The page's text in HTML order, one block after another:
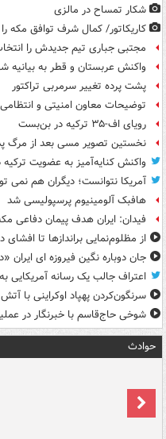
شکار تمساح در مالزی
کاریکاتور/ کمال شرف توافق مکه
مجتبی جباری تیم جدیدش را
واکنش عربستان و قطر به بیانیه
پشت پرده تغییر سرمربی تراکتور
توضیحات معاون امنیتی و
رویای اف-۳۵ ترکیه در بن‌بست
نخستین تصویر مسی بعد از مرگ
واکنش کنایه‌آمیز به عضویت
آمریکا نتوانست؛ دیگران هم نمی
هافبک آلومینیوم پرسپولیسی شد
فیدان: ایران هدف پیمان دفاعی
از مظلوم‌نمایی براندازها تا
جان دوباره نگین فیروزه ای ایران
اعتراف جالب یک رسانه
سرنگون‌کردن پهپاد اوکراینی با
شوخی حاج‌قاسم با خبرنگار در
حوادث